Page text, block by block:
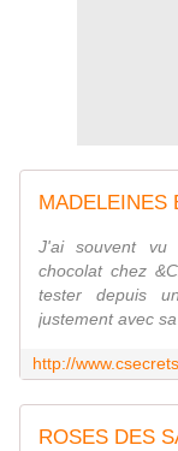
J'ai souvent vu
chocolat chez
tester depuis
justement avec